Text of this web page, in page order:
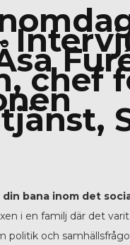
chef
din bana inom det
i en familj där det
politik och